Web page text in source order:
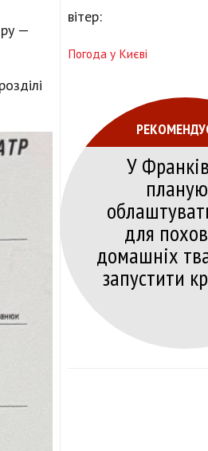
—
вітер:
Погода у Києві
У
для
домашніх
запустити